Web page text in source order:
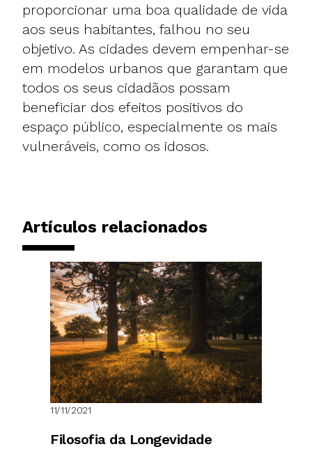
proporcionar uma boa qualidade de vida
aos seus habitantes, falhou no seu
objetivo. As cidades devem empenhar-se
em modelos urbanos que garantam que
todos os seus cidadãos possam
beneficiar dos efeitos positivos do
espaço público, especialmente os mais
vulneráveis, como os idosos.
Artículos relacionados
11/11/2021
Filosofia da Longevidade